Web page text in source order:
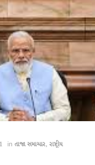
in તાજા સમાચાર, રાષ્ટ્રીય